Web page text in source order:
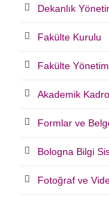
Dekanlık
Fakülte Kurulu
Fakülte
Akademik Kadro
Formlar ve
Bologna Bilgi
Fotoğraf ve